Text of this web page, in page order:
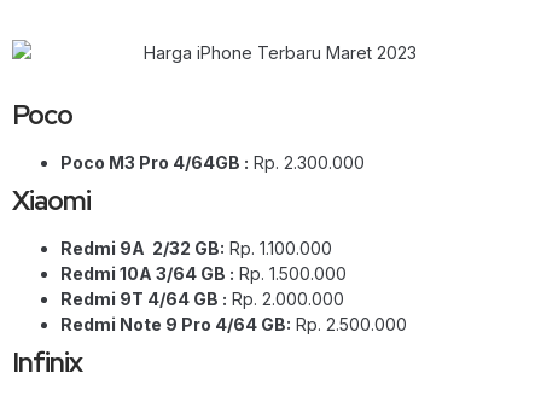
Poco
Poco M3 Pro 4/64GB : Rp. 2.300.000
Xiaomi
Redmi 9A 2/32 GB: Rp. 1.100.000
Redmi 10A 3/64 GB : Rp. 1.500.000
Redmi 9T 4/64 GB : Rp. 2.000.000
Redmi Note 9 Pro 4/64 GB: Rp. 2.500.000
Infinix